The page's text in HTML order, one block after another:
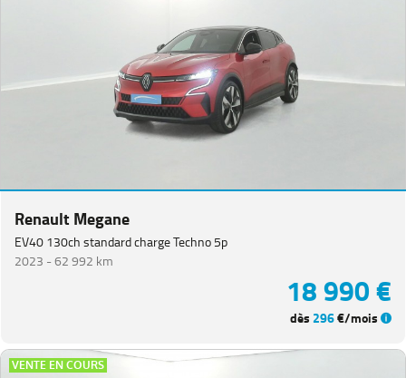
Renault Megane
EV40 130ch standard charge Techno 5p
2023 -62 992 km
18 990 €
dès 296€/mois
VENTE EN COURS